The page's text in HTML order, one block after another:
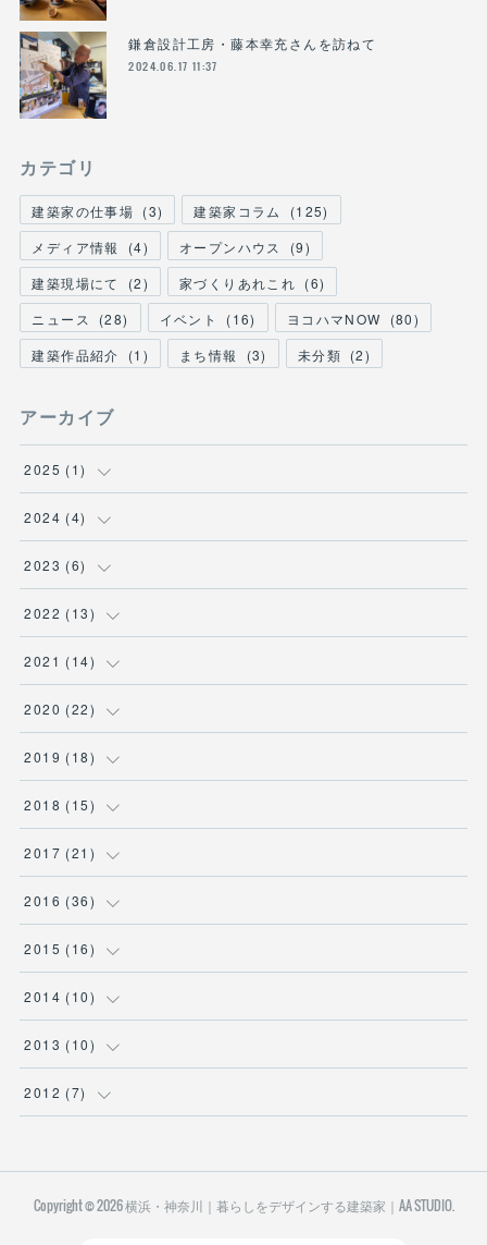
鎌倉設計工房・藤本幸充さんを訪ねて
2024.06.17 11:37
カテゴリ
建築家の仕事場 (3) 建築家コラム (125)
メディア情報
(4) オープンハウス (9)
建築現場にて
(2) 家づくりあれこれ (6)
ニュース
(28) イベント (16) ヨコハマNOW (80)
建築作品紹介
(1 ) まち情報 (3) 未分類 (2)
アーカイブ
2025 (1)
(1
2024 (4)
(1
(1)
( 1 )
(1)
2023 (6)
(2)
( 1 )
(1)
( 1 )
2022 (13)
(1)
(1)
(1)
( 1)
(1)
(1)
(1)
2021 (14)
(1)
(1)
( 1)
( 1 )
(2)
(4)
2020 (22)
(1)
(2)
(1 )
( 4)
(1)
(1)
(1)
2019 (18)
(1)
(1 )
(6)
( 1)
(1)
(1)
2018 (15)
(1 )
(1)
(1)
( 1 )
(2)
(2)
2017 (21 )
(2)
(2)
(2)
( 2 )
(1)
2016 (36)
(1)
(2)
(2)
(5
(4)
2015 (16)
(5)
(2)
(1
(1)
2014 (10)
(1)
(1
2013 (10)
(1
2012 (7)
Copyright ©2026横浜・神奈川｜暮らしをデザインする建築家｜AA STUDIO.